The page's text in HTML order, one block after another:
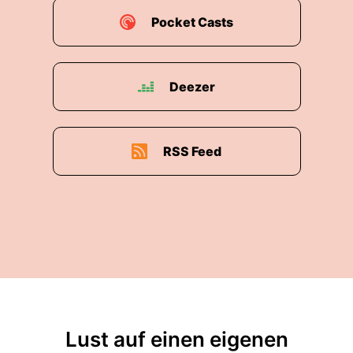
00:02:50: Denn es geht, so ließ man schlichtweg
um die Menschen.
00:02:54: Ich würde überhaupt mal vorschlagen
nicht immer von Klimaschutz zu sprechen, denn
das Klima braucht nicht geschützt werden.
00:03:01: Das ist wie es ist und wird sein, wie es
Pocket Casts
Deezer
RSS Feed
Lust auf einen eigenen